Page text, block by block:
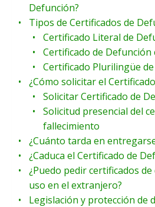
Defunción?
Tipos de Certificados de
Certificado Literal de
Certificado de Defunción
Certificado Plurilingüe
¿Cómo solicitar el
Solicitar Certificado de
Solicitud presencial del
fallecimiento
¿Cuánto tarda en
¿Caduca el Certificado de
¿Puedo pedir certificados
uso en el extranjero?
Legislación y protección de